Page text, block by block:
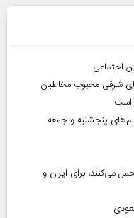
اجتماعی
شرقی محبوب مخاطبان
است
پنجشنبه و جمعه
می‌کنند، برای ایران و